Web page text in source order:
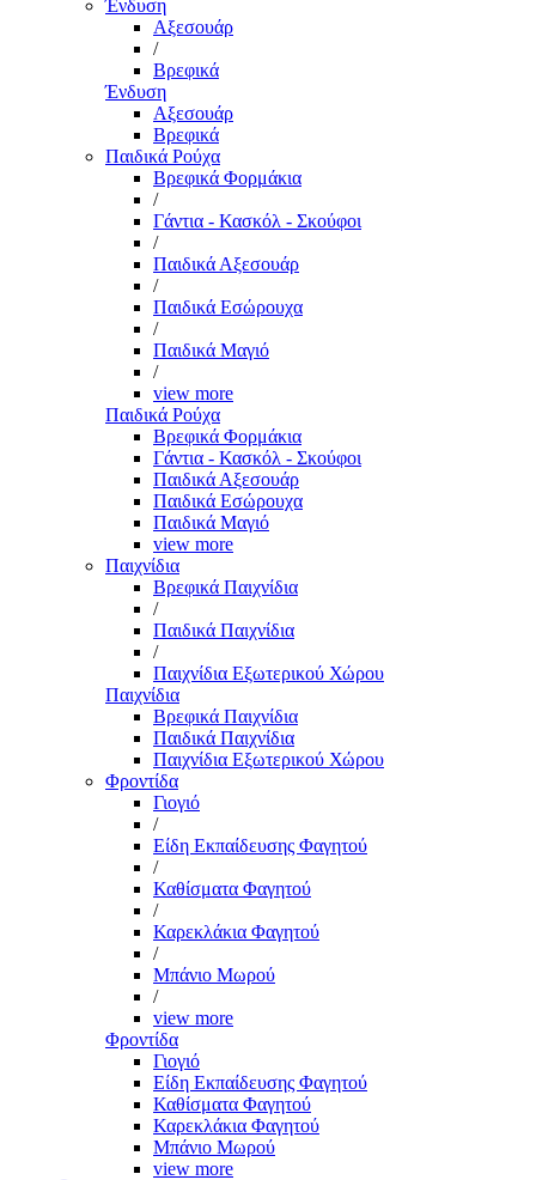
Ένδυση
Αξεσουάρ
/
Βρεφικά
Ένδυση
Αξεσουάρ
Βρεφικά
Παιδικά Ρούχα
Βρεφικά Φορμάκια
/
Γάντια - Κασκόλ - Σκούφοι
/
Παιδικά Αξεσουάρ
/
Παιδικά Εσώρουχα
/
Παιδικά Μαγιό
/
view more
Παιδικά Ρούχα
Βρεφικά Φορμάκια
Γάντια - Κασκόλ - Σκούφοι
Παιδικά Αξεσουάρ
Παιδικά Εσώρουχα
Παιδικά Μαγιό
view more
Παιχνίδια
Βρεφικά Παιχνίδια
/
Παιδικά Παιχνίδια
/
Παιχνίδια Εξωτερικού Χώρου
Παιχνίδια
Βρεφικά Παιχνίδια
Παιδικά Παιχνίδια
Παιχνίδια Εξωτερικού Χώρου
Φροντίδα
Γιογιό
/
Είδη Εκπαίδευσης Φαγητού
/
Καθίσματα Φαγητού
/
Καρεκλάκια Φαγητού
/
Μπάνιο Μωρού
/
view more
Φροντίδα
Γιογιό
Είδη Εκπαίδευσης Φαγητού
Καθίσματα Φαγητού
Καρεκλάκια Φαγητού
Μπάνιο Μωρού
view more